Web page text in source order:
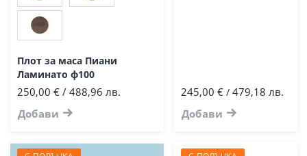
Плот за маса Пиани
Ламинато ф100
250,00 € / 488,96 лв.
Добави
245,00 € / 479,18 лв.
Добави